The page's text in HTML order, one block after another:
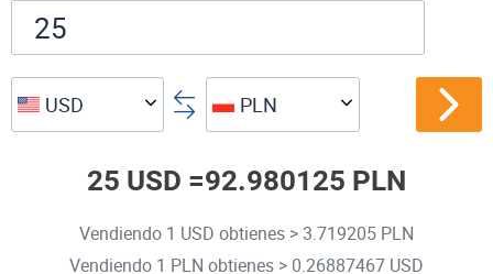
USD PLN
25 USD =92.980125 PLN
Vendiendo 1 USD obtienes > 3.719205 PLN
Vendiendo 1 PLN obtienes > 0.26887467 USD